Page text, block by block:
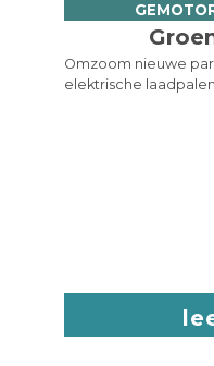
Omzoom nieuwe
elektrische